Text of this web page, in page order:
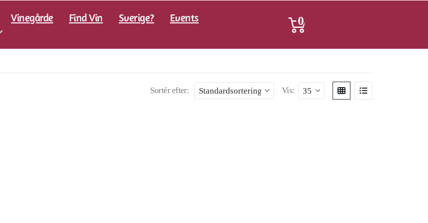
Vinegårde Find Vin Sverige?
Events
0
Sortér efter: Vis: